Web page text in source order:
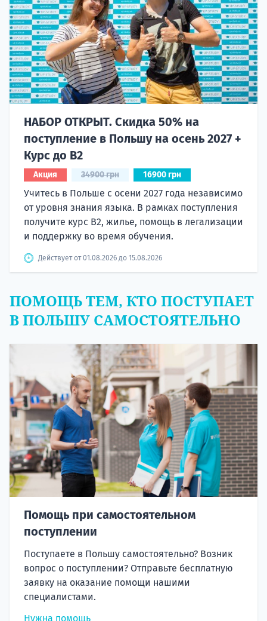
НАБОР ОТКРЫТ. Скидка 50% на
поступление в Польшу на осень 2027 +
Курс до B2
Акция 34900 грн 16900 грн
Учитесь в Польше с осени 2027 года независимо
от уровня знания языка. В рамках поступления
получите курс B2, жилье, помощь в легализации
и поддержку во время обучения.
Действует от 01.08.2026 до 15.08.2026
ПОМОЩЬ ТЕМ, КТО ПОСТУПАЕТ
В ПОЛЬШУ САМОСТОЯТЕЛЬНО
Помощь при самостоятельном
поступлении
Поступаете в Польшу самостоятельно? Возник
вопрос о поступлении? Отправьте бесплатную
заявку на оказание помощи нашими
специалистами.
Нужна помощь